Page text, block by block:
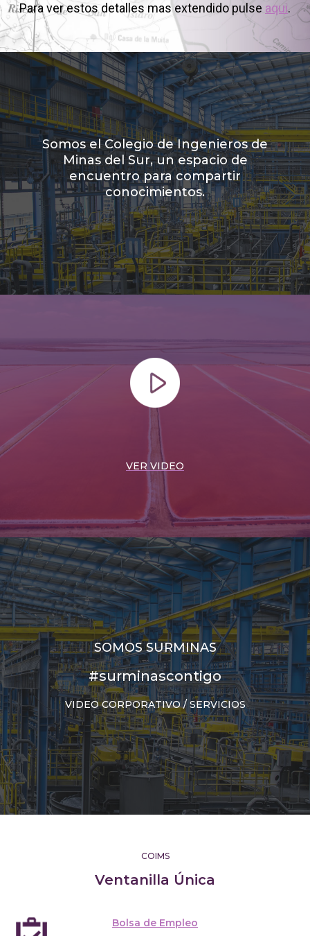
Para ver estos detalles mas extendido pulse aqui.
Somos el Colegio de Ingenieros de
Minas del Sur, un espacio de
encuentro para compartir
conocimientos.
VER VIDEO
SOMOS SURMINAS
#surminascontigo
VIDEO CORPORATIVO / SERVICIOS
COIMS
Ventanilla Única
Bolsa de Empleo